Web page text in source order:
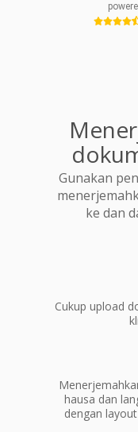
Gunakan
ke dan
Cukup upload
hausa dan
dengan